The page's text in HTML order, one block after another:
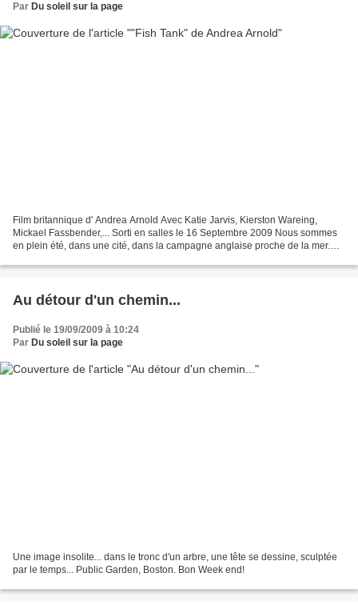
Par Du soleil sur la page
Film britannique d' Andrea Arnold Avec Katie Jarvis, Kierston Wareing,
Mickael Fassbender,... Sorti en salles le 16 Septembre 2009 Nous sommes
en plein été, dans une cité, dans la campagne anglaise proche de la mer.
Au détour d'un chemin...
Publié le 19/09/2009 à 10:24
Par Du soleil sur la page
Une image insolite... dans le tronc d'un arbre, une tête se dessine, sculptée
par le temps... Public Garden, Boston. Bon Week end!